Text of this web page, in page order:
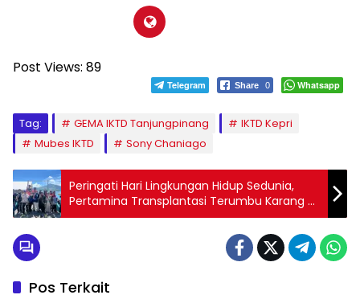
Post Views: 89
Telegram Share 0 Whatsapp
Tag: GEMA IKTD Tanjungpinang
IKTD Kepri
Mubes IKTD
Sony Chaniago
Peringati Hari Lingkungan Hidup Sedunia,
Pertamina Transplantasi Terumbu Karang di
Pulau Pasumpahan
Pos Terkait